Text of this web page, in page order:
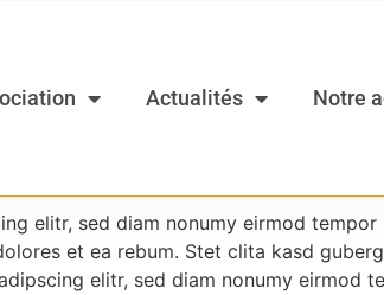
Actualités Notre
elitr, sed diam nonumy eirmod
et ea rebum. Stet clita kasd
elitr, sed diam nonumy eirmod